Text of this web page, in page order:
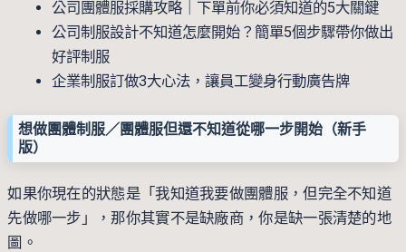
公司團體服採購攻略｜下單前你必須知道的5大關鍵
公司制服設計不知道怎麼開始？簡單5個步驟帶你做出
好評制服
企業制服訂做3大心法，讓員工變身行動廣告牌
想做團體制服／團體服但還不知道從哪一步開始（新手
版）
如果你現在的狀態是「我知道我要做團體服，但完全不知道
先做哪一步」，那你其實不是缺廠商，你是缺一張清楚的地
圖。